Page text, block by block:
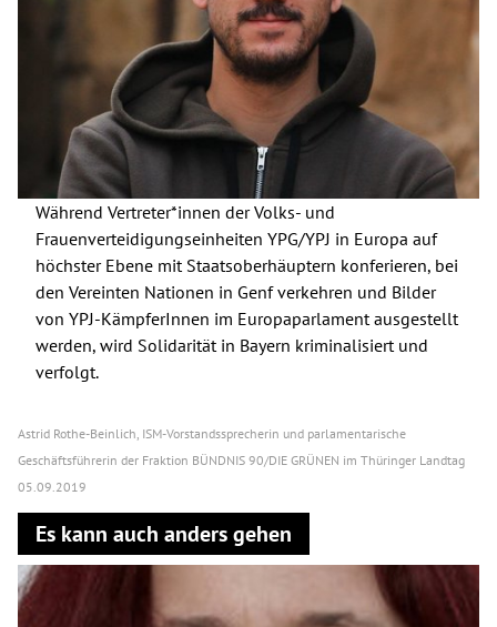
Während Vertreter*innen der Volks- und
Frauenverteidigungseinheiten YPG/YPJ in Europa auf
höchster Ebene mit Staatsoberhäuptern konferieren, bei
den Vereinten Nationen in Genf verkehren und Bilder
von YPJ-KämpferInnen im Europaparlament ausgestellt
werden, wird Solidarität in Bayern kriminalisiert und
verfolgt.
Astrid Rothe-Beinlich, ISM-Vorstandssprecherin und parlamentarische
Geschäftsführerin der Fraktion BÜNDNIS 90/DIE GRÜNEN im Thüringer Landtag
05.09.2019
Es kann auch anders gehen